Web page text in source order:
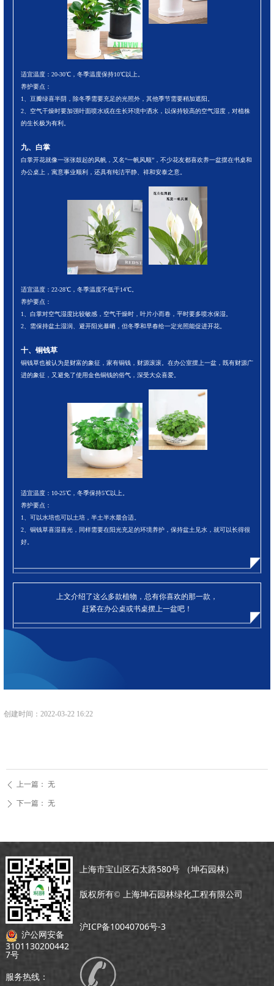
创建时间： 2022-03-22 16:22
ꄲ 下一篇： 无
适宜温度：20-30℃，冬季温度保持10℃以上。
养护要点：
1、豆瓣绿喜半阴，除冬季需要充足的光照外，其他季节需要稍加遮阳。
2、空气干燥时要加强叶面喷水或在生长环境中洒水，以保持较高的空气湿度，对植株
的生长极为有利。
九、白掌
白掌开花就像一张张鼓起的风帆，又名“一帆风顺”，不少花友都喜欢养一盆摆在书桌和
办公桌上，寓意事业顺利，还具有纯洁平静、祥和安泰之意。
适宜温度：22-28℃，冬季温度不低于14℃。
养护要点：
1、白掌对空气湿度比较敏感，空气干燥时，叶片小而卷，平时要多喷水保湿。
2、需保持盆土湿润、避开阳光暴晒，但冬季和早春给一定光照能促进开花。
十、铜钱草
铜钱草也被认为是财富的象征，家有铜钱，财源滚滚。在办公室摆上一盆，既有财源广
进的象征，又避免了使用金色铜钱的俗气，深受大众喜爱。
适宜温度：10-25℃，冬季保持5℃以上。
养护要点：
1、可以水培也可以土培，半土半水最合适。
2、铜钱草喜湿喜光，同样需要在阳光充足的环境养护，保持盆土见水，就可以长得很
好。
上文介绍了这么多款植物，总有你喜欢的那一款，
赶紧在办公桌或书桌摆上一盆吧！
ꄴ 上一篇： 无
上海市宝山区石太路580号 （坤石园林）
版权所有© 上海坤石园林绿化工程有限公司
沪ICP备10040706号-3
沪公网安备
3101130200442
7号
服务热线：